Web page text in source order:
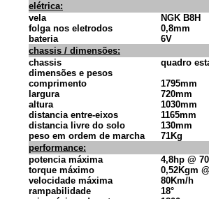
elétrica:
vela
folga nos eletrodos
bateria
NGK B8H
0,8mm
6V
chassis / dimensões:
chassis
quadro
dimensões e pesos
comprimento
largura
altura
distancia entre-eixos
distancia livre do solo
peso em ordem de marcha
1795mm
720mm
1030mm
1165mm
130mm
71Kg
performance:
potencia máxima
torque máximo
velocidade máxima
rampabilidade
4,8hp @
0,52Kgm
80Km/h
18°